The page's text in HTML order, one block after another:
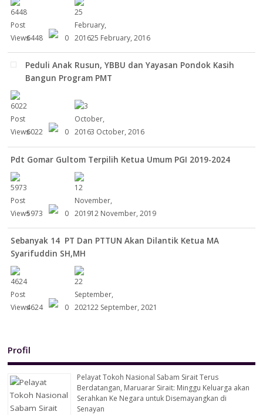
6448 0 25 February, 2016
Peduli Anak Rusun, YBBU dan Yayasan Pondok Kasih
Bangun Program PMT
6022 0 3 October, 2016
Pdt Gomar Gultom Terpilih Ketua Umum PGI 2019-2024
5973 0 12 November, 2019
Sebanyak 14 PT Dan PTTUN Akan Dilantik Ketua MA
Syarifuddin SH,MH
4624 0 22 September, 2021
Profil
Pelayat Tokoh Nasional Sabam Sirait Terus
Berdatangan, Maruarar Sirait: Minggu Keluarga akan
Serahkan Ke Negara untuk Disemayangkan di
Senayan